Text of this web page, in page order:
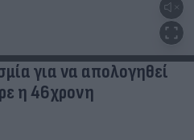
για να απολογηθεί
η 46χρονη